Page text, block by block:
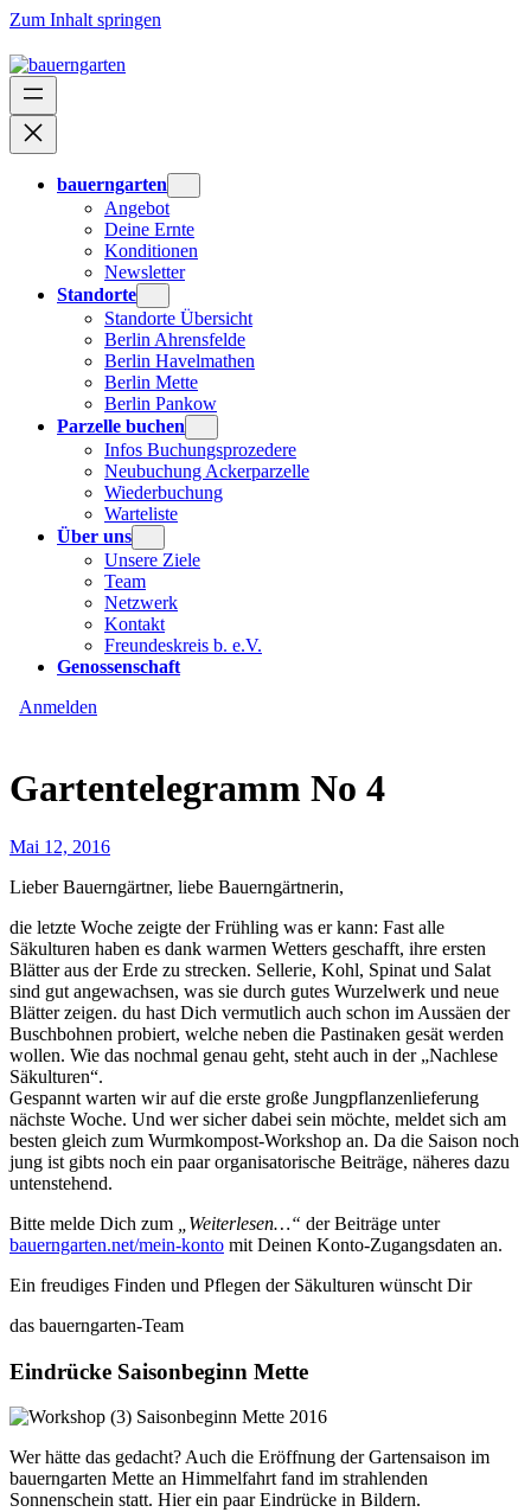
Zum Inhalt springen
bauerngarten
Angebot
Deine Ernte
Konditionen
Newsletter
Standorte
Standorte Übersicht
Berlin Ahrensfelde
Berlin Havelmathen
Berlin Mette
Berlin Pankow
Parzelle buchen
Infos Buchungsprozedere
Neubuchung Ackerparzelle
Wiederbuchung
Warteliste
Über uns
Unsere Ziele
Team
Netzwerk
Kontakt
Freundeskreis b. e.V.
Genossenschaft
Anmelden
Gartentelegramm No 4
Mai 12, 2016
Lieber Bauerngärtner, liebe Bauerngärtnerin,
die letzte Woche zeigte der Frühling was er kann: Fast alle
Säkulturen haben es dank warmen Wetters geschafft, ihre ersten
Blätter aus der Erde zu strecken. Sellerie, Kohl, Spinat und Salat
sind gut angewachsen, was sie durch gutes Wurzelwerk und neue
Blätter zeigen. du hast Dich vermutlich auch schon im Aussäen der
Buschbohnen probiert, welche neben die Pastinaken gesät werden
wollen. Wie das nochmal genau geht, steht auch in der „Nachlese
Säkulturen“.
Gespannt warten wir auf die erste große Jungpflanzenlieferung
nächste Woche. Und wer sicher dabei sein möchte, meldet sich am
besten gleich zum Wurmkompost-Workshop an. Da die Saison noch
jung ist gibts noch ein paar organisatorische Beiträge, näheres dazu
untenstehend.
Bitte melde Dich zum
„Weiterlesen…“ der Beiträge unter
bauerngarten.net/mein-konto mit Deinen Konto-Zugangsdaten an.
Ein freudiges Finden und Pflegen der Säkulturen wünscht Dir
das bauerngarten-Team
Eindrücke Saisonbeginn Mette
Wer hätte das gedacht? Auch die Eröffnung der Gartensaison im
bauerngarten Mette an Himmelfahrt fand im strahlenden
Sonnenschein statt. Hier ein paar Eindrücke in Bildern.